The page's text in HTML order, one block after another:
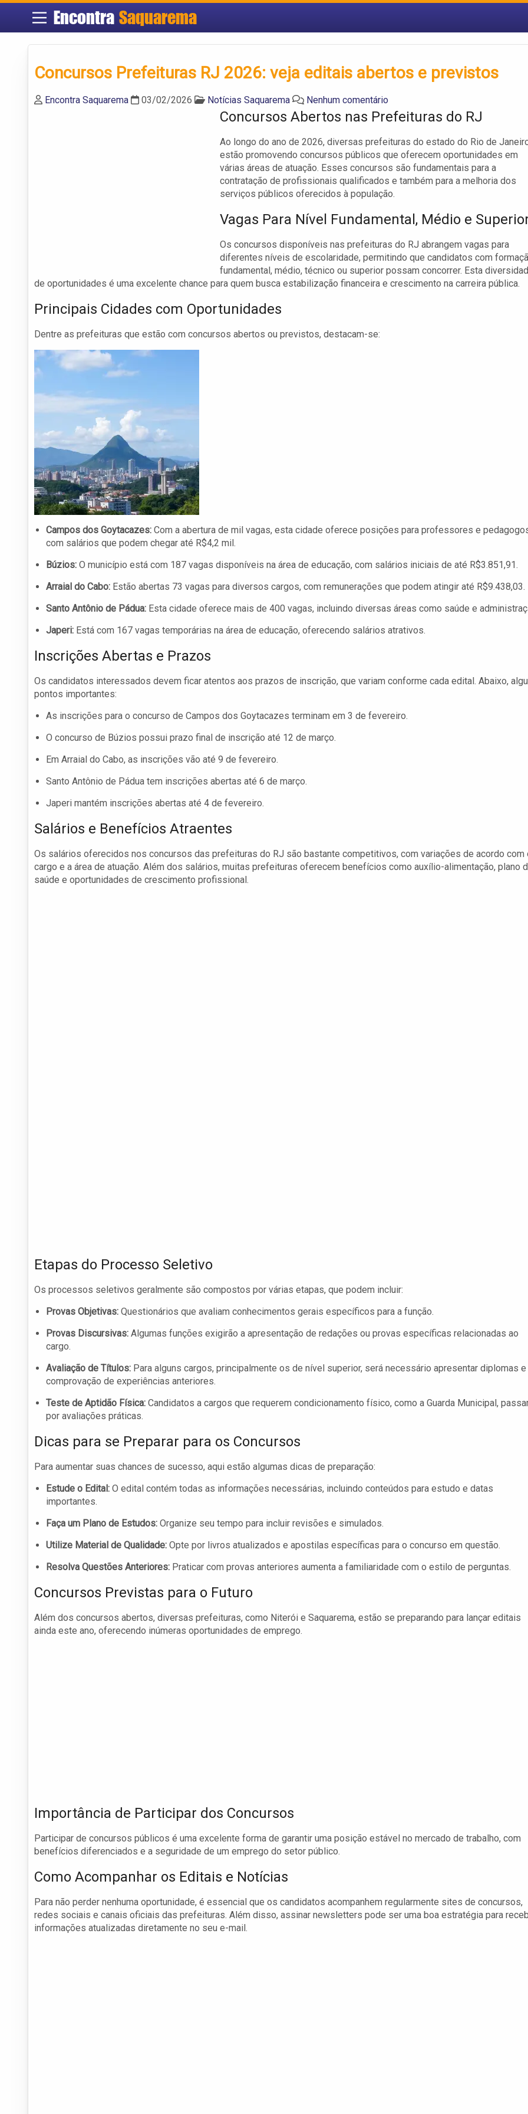
Encontra Saquarema
Concursos Prefeituras RJ 2026: veja editais abertos e previstos
Encontra Saquarema 03/02/2026 Notícias Saquarema Nenhum comentário
Concursos Abertos nas Prefeituras do RJ
Ao longo do ano de 2026, diversas prefeituras do estado do Rio de
estão promovendo concursos públicos que oferecem oportunidades em
várias áreas de atuação. Esses concursos são fundamentais para a
contratação de profissionais qualificados e também para a melhoria dos
serviços públicos oferecidos à população.
Vagas Para Nível Fundamental, Médio e
Os concursos disponíveis nas prefeituras do RJ abrangem vagas para
diferentes níveis de escolaridade, permitindo que candidatos com
fundamental, médio, técnico ou superior possam concorrer. Esta
de oportunidades é uma excelente chance para quem busca estabilização financeira e crescimento na carreira pública.
Principais Cidades com Oportunidades
Dentre as prefeituras que estão com concursos abertos ou previstos, destacam-se:
Campos dos Goytacazes: Com a abertura de mil vagas, esta cidade oferece posições para professores e
com salários que podem chegar até R$4,2 mil.
Búzios: O município está com 187 vagas disponíveis na área de educação, com salários iniciais de até R$3.851,91.
Arraial do Cabo: Estão abertas 73 vagas para diversos cargos, com remunerações que podem atingir até R$9.438,03.
Santo Antônio de Pádua: Esta cidade oferece mais de 400 vagas, incluindo diversas áreas como saúde e
Japeri: Está com 167 vagas temporárias na área de educação, oferecendo salários atrativos.
Inscrições Abertas e Prazos
Os candidatos interessados devem ficar atentos aos prazos de inscrição, que variam conforme cada edital. Abaixo,
pontos importantes:
As inscrições para o concurso de Campos dos Goytacazes terminam em 3 de fevereiro.
O concurso de Búzios possui prazo final de inscrição até 12 de março.
Em Arraial do Cabo, as inscrições vão até 9 de fevereiro.
Santo Antônio de Pádua tem inscrições abertas até 6 de março.
Japeri mantém inscrições abertas até 4 de fevereiro.
Salários e Benefícios Atraentes
Os salários oferecidos nos concursos das prefeituras do RJ são bastante competitivos, com variações de acordo com
cargo e a área de atuação. Além dos salários, muitas prefeituras oferecem benefícios como auxílio-alimentação, plano
saúde e oportunidades de crescimento profissional.
Etapas do Processo Seletivo
Os processos seletivos geralmente são compostos por várias etapas, que podem incluir:
Provas Objetivas: Questionários que avaliam conhecimentos gerais específicos para a função.
Provas Discursivas: Algumas funções exigirão a apresentação de redações ou provas específicas relacionadas ao
cargo.
Avaliação de Títulos: Para alguns cargos, principalmente os de nível superior, será necessário apresentar diplomas e
comprovação de experiências anteriores.
Teste de Aptidão Física: Candidatos a cargos que requerem condicionamento físico, como a Guarda Municipal,
por avaliações práticas.
Dicas para se Preparar para os Concursos
Para aumentar suas chances de sucesso, aqui estão algumas dicas de preparação:
Estude o Edital: O edital contém todas as informações necessárias, incluindo conteúdos para estudo e datas
importantes.
Faça um Plano de Estudos: Organize seu tempo para incluir revisões e simulados.
Utilize Material de Qualidade: Opte por livros atualizados e apostilas específicas para o concurso em questão.
Resolva Questões Anteriores: Praticar com provas anteriores aumenta a familiaridade com o estilo de perguntas.
Concursos Previstas para o Futuro
Além dos concursos abertos, diversas prefeituras, como Niterói e Saquarema, estão se preparando para lançar editais
ainda este ano, oferecendo inúmeras oportunidades de emprego.
Importância de Participar dos Concursos
Participar de concursos públicos é uma excelente forma de garantir uma posição estável no mercado de trabalho, com
benefícios diferenciados e a seguridade de um emprego do setor público.
Como Acompanhar os Editais e Notícias
Para não perder nenhuma oportunidade, é essencial que os candidatos acompanhem regularmente sites de concursos,
redes sociais e canais oficiais das prefeituras. Além disso, assinar newsletters pode ser uma boa estratégia para
informações atualizadas diretamente no seu e-mail.